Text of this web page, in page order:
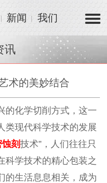
新闻 我们
讯
术的美妙结合
的化学切削方式，这一
类现代科学技术的发展
刻技术”，人们往往只
科学技术的精心包装之
的生活息息相关，成为